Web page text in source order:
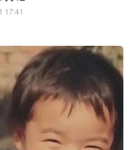
17:41